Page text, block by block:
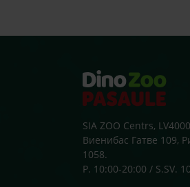
SIA ZOO Centrs,
Виенибас Гатве 109,
1058.
P. 10:00-20:00 / S.SV.